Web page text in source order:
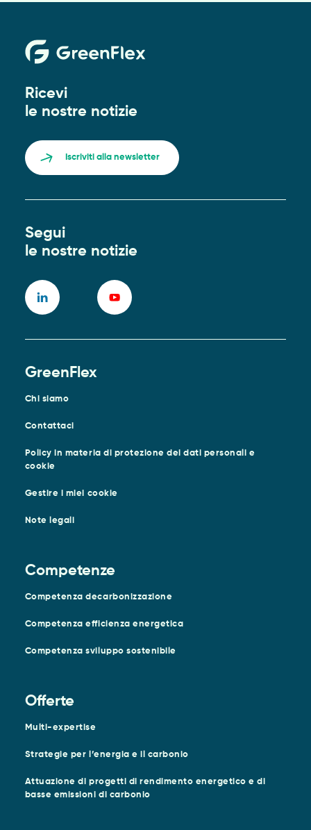
Ricevi
le nostre notizie
Iscriviti alla newsletter
Segui
le nostre notizie
GreenFlex
Chi siamo
Contattaci
Policy in materia di protezione dei dati personali e
cookie
Gestire i miei cookie
Note legali
Competenze
Competenza decarbonizzazione
Competenza efficienza energetica
Competenza sviluppo sostenibile
Offerte
Multi-expertise
Strategie per l’energia e il carbonio
Attuazione di progetti di rendimento energetico e di
basse emissioni di carbonio